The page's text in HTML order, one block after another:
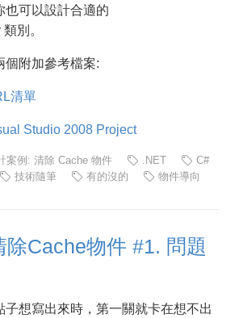
也可以設計合適的
別。
個附加參考檔案:
清單
Studio 2008 Project
案例: 清除 Cache 物件 .NET
C#
技術隨筆 有的沒的 物件導向
除Cache物件 #1. 問題
子想寫出來時，第一關就卡在想不出